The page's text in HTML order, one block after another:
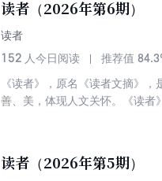
快的阅读中陶冶情操、净化心灵
读者（2026年第6期）
读者
152 人今日阅读 推荐值
《读者》，原名《读者文摘》
善、美，体现人文关怀。《读者
快的阅读中陶冶情操、净化心灵
读者（2026年第5期）